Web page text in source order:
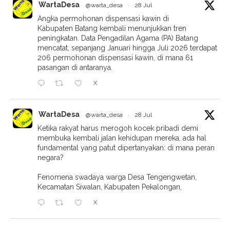
WartaDesa @warta_desa · 28 Jul
Angka permohonan dispensasi kawin di
Kabupaten Batang kembali menunjukkan tren
peningkatan. Data Pengadilan Agama (PA) Batang
mencatat, sepanjang Januari hingga Juli 2026 terdapat
206 permohonan dispensasi kawin, di mana 61
pasangan di antaranya.
X
WartaDesa @warta_desa · 28 Jul
Ketika rakyat harus merogoh kocek pribadi demi
membuka kembali jalan kehidupan mereka, ada hal
fundamental yang patut dipertanyakan: di mana peran
negara?
Fenomena swadaya warga Desa Tengengwetan,
Kecamatan Siwalan, Kabupaten Pekalongan,
X